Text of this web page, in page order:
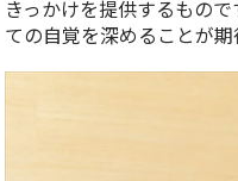
きっかけを提供するもの
ての自覚を深めることが期